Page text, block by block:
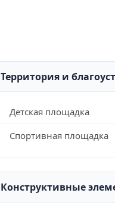
Территория и
Детская площадка
Спортивная площадка
Конструктивные